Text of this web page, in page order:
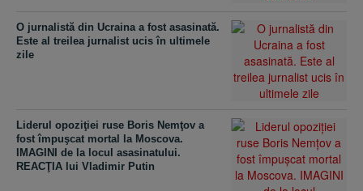
O jurnalistă din Ucraina a fost asasinată.
Este al treilea jurnalist ucis în ultimele
zile
Liderul opoziţiei ruse Boris Nemţov a
fost împuşcat mortal la Moscova.
IMAGINI de la locul asasinatului.
REACŢIA lui Vladimir Putin